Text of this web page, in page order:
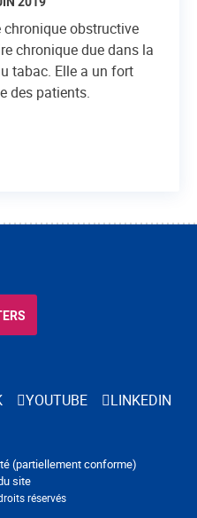
obstructive
chronique due dans la
tabac. Elle a un fort
des patients.
YOUTUBE
LINKEDIN
réservés
(partiellement conforme)
site